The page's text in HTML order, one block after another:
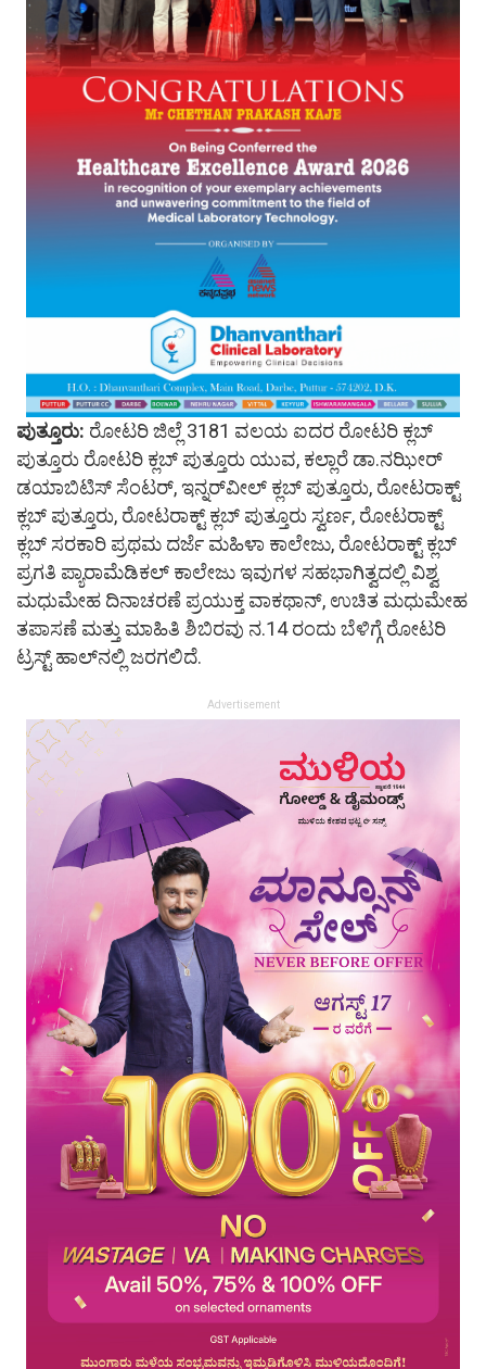
ಪುತ್ತೂರು: ರೋಟರಿ ಜಿಲ್ಲೆ 3181 ವಲಯ ಐದರ ರೋಟರಿ ಕ್ಲಬ್
ಪುತ್ತೂರು ರೋಟರಿ ಕ್ಲಬ್ ಪುತ್ತೂರು ಯುವ, ಕಲ್ಲಾರೆ ಡಾ.ನಝೀರ್
ಡಯಾಬಿಟಿಸ್ ಸೆಂಟರ್, ಇನ್ನರ್‌ವೀಲ್ ಕ್ಲಬ್ ಪುತ್ತೂರು, ರೋಟರಾಕ್ಟ್
ಕ್ಲಬ್ ಪುತ್ತೂರು, ರೋಟರಾಕ್ಟ್ ಕ್ಲಬ್ ಪುತ್ತೂರು ಸ್ವರ್ಣ, ರೋಟರಾಕ್ಟ್
ಕ್ಲಬ್ ಸರಕಾರಿ ಪ್ರಥಮ ದರ್ಜೆ ಮಹಿಳಾ ಕಾಲೇಜು, ರೋಟರಾಕ್ಟ್ ಕ್ಲಬ್
ಪ್ರಗತಿ ಪ್ಯಾರಾಮೆಡಿಕಲ್ ಕಾಲೇಜು ಇವುಗಳ ಸಹಭಾಗಿತ್ವದಲ್ಲಿ ವಿಶ್ವ
ಮಧುಮೇಹ ದಿನಾಚರಣೆ ಪ್ರಯುಕ್ತ ವಾಕಥಾನ್, ಉಚಿತ ಮಧುಮೇಹ
ತಪಾಸಣೆ ಮತ್ತು ಮಾಹಿತಿ ಶಿಬಿರವು ನ.14 ರಂದು ಬೆಳಿಗ್ಗೆ ರೋಟರಿ
ಟ್ರಸ್ಟ್ ಹಾಲ್‌ನಲ್ಲಿ ಜರಗಲಿದೆ.
Advertisement